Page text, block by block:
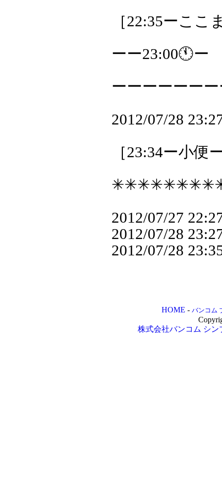
［22:35ーこ
ーー23:00🕚ー
ーーーーーー
2012/07/28
［23:34ー小便
2012/07/27
2012/07/28
2012/07/28
HOME - バンコム
株式会社バンコム シン